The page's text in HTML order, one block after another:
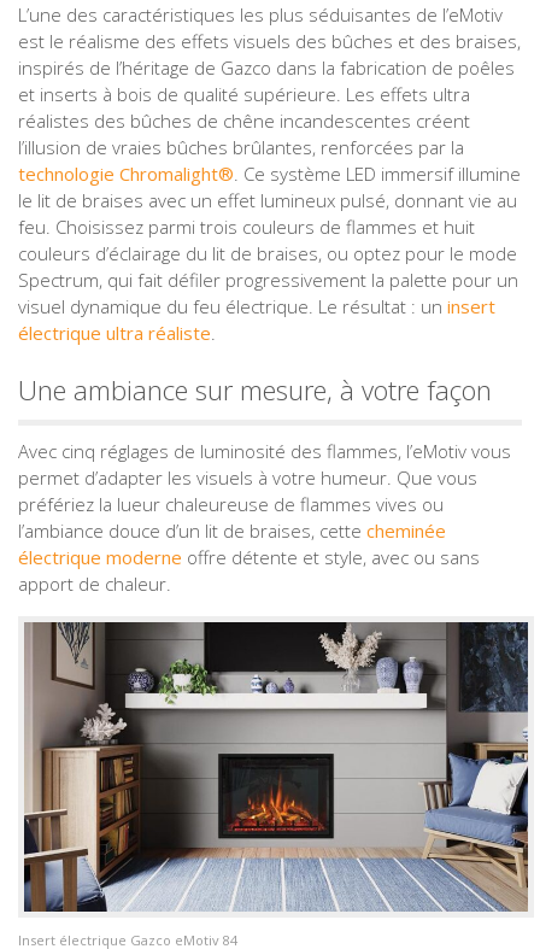
L’une des caractéristiques les plus séduisantes de l’eMotiv
est le réalisme des effets visuels des bûches et des braises,
inspirés de l’héritage de Gazco dans la fabrication de poêles
et inserts à bois de qualité supérieure. Les effets ultra
réalistes des bûches de chêne incandescentes créent
l’illusion de vraies bûches brûlantes, renforcées par la
technologie Chromalight® . Ce système LED immersif illumine
le lit de braises avec un effet lumineux pulsé, donnant vie au
feu. Choisissez parmi trois couleurs de flammes et huit
couleurs d’éclairage du lit de braises, ou optez pour le mode
Spectrum, qui fait défiler progressivement la palette pour un
visuel dynamique du feu électrique. Le résultat : un insert
électrique ultra réaliste
Une ambiance sur mesure, à votre façon
Avec cinq réglages de luminosité des flammes, l’eMotiv vous
permet d’adapter les visuels à votre humeur. Que vous
préfériez la lueur chaleureuse de flammes vives ou
l’ambiance douce d’un lit de braises, cette cheminée
électrique moderne offre détente et style, avec ou sans
apport de chaleur.
Insert électrique Gazco eMotiv 84